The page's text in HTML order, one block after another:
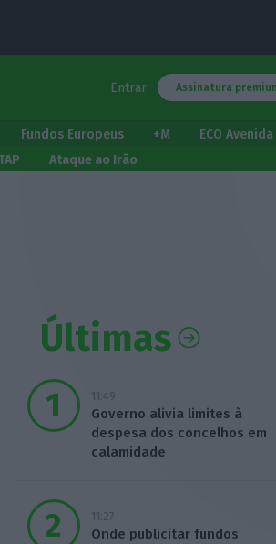
Entrar Assinatura
Fundos Europeus +M
ECO Avenida
Ataque ao Irão
Últimas
11:49
Governo alivia limites à
despesa dos concelhos em
calamidade
11:27
Onde publicitar fundos